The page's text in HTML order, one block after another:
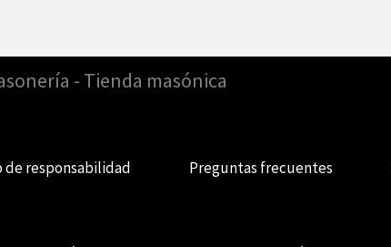
- Tienda masónica
de responsabilidad Preguntas frecuentes